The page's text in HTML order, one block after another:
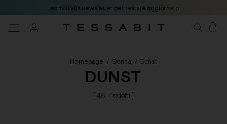
iscriviti alla newsletter per restare aggiornato
Homepage / Donna / Dunst
DUNST
[ 46 Prodotti ]